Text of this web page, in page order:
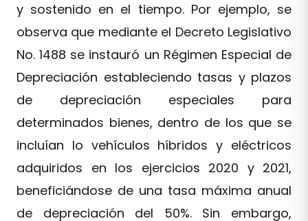
y sostenido en el tiempo. Por ejemplo, se
observa que mediante el Decreto Legislativo
No. 1488 se instauró un Régimen Especial de
Depreciación estableciendo tasas y plazos
de depreciación especiales para
determinados bienes, dentro de los que se
incluían lo vehículos híbridos y eléctricos
adquiridos en los ejercicios 2020 y 2021,
beneficiándose de una tasa máxima anual
de depreciación del 50%. Sin embargo,